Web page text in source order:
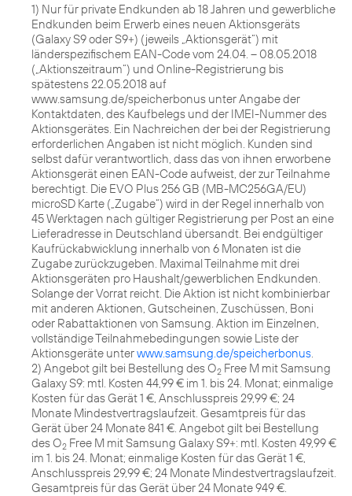
1) Nur für private Endkunden ab 18 Jahren und gewerbliche
Endkunden beim Erwerb eines neuen Aktionsgeräts
(Galaxy S9 oder S9+) (jeweils „Aktionsgerät“) mit
länderspezifischem EAN-Code vom 24.04. – 08.05.2018
(„Aktionszeitraum“) und Online-Registrierung bis
spätestens 22.05.2018 auf
www.samsung.de/speicherbonus unter Angabe der
Kontaktdaten, des Kaufbelegs und der IMEI-Nummer des
Aktionsgerätes. Ein Nachreichen der bei der Registrierung
erforderlichen Angaben ist nicht möglich. Kunden sind
selbst dafür verantwortlich, dass das von ihnen erworbene
Aktionsgerät einen EAN-Code aufweist, der zur Teilnahme
berechtigt. Die EVO Plus 256 GB (MB-MC256GA/EU)
microSD Karte („Zugabe“) wird in der Regel innerhalb von
45 Werktagen nach gültiger Registrierung per Post an eine
Lieferadresse in Deutschland übersandt. Bei endgültiger
Kaufrückabwicklung innerhalb von 6 Monaten ist die
Zugabe zurückzugeben. Maximal Teilnahme mit drei
Aktionsgeräten pro Haushalt/gewerblichen Endkunden.
Solange der Vorrat reicht. Die Aktion ist nicht kombinierbar
mit anderen Aktionen, Gutscheinen, Zuschüssen, Boni
oder Rabattaktionen von Samsung. Aktion im Einzelnen,
vollständige Teilnahmebedingungen sowie Liste der
Aktionsgeräte unterwww.samsung.de/speicherbonus
2) Angebot gilt bei Bestellung des O2 Free M mit Samsung
Galaxy S9: mtl. Kosten 44,99 € im 1. bis 24. Monat; einmalige
Kosten für das Gerät 1 €, Anschlusspreis 29,99 €; 24
Monate Mindestvertragslaufzeit. Gesamtpreis für das
Gerät über 24 Monate 841 €. Angebot gilt bei Bestellung
des O2 Free M mit Samsung Galaxy S9+: mtl. Kosten 49,99 €
im 1. bis 24. Monat; einmalige Kosten für das Gerät 1 €,
Anschlusspreis 29,99 €; 24 Monate Mindestvertragslaufzeit.
Gesamtpreis für das Gerät über 24 Monate 949 €.